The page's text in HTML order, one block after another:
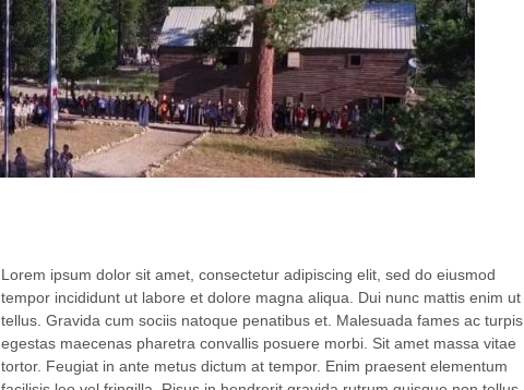
Lorem ipsum dolor sit amet, consectetur adipiscing elit, sed do eiusmod
tempor incididunt ut labore et dolore magna aliqua. Dui nunc mattis enim ut
tellus. Gravida cum sociis natoque penatibus et. Malesuada fames ac turpis
egestas maecenas pharetra convallis posuere morbi. Sit amet massa vitae
tortor. Feugiat in ante metus dictum at tempor. Enim praesent elementum